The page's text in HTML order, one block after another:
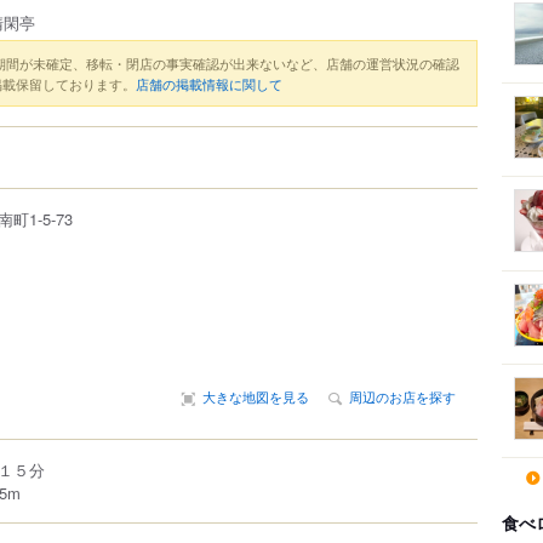
亭
間が未確定、移転・閉店の事実確認が出来ないなど、店舗の運営状況の確認
保留しております。 店舗の掲載情報に関して
町1-5-73
大きな地図を見る 周辺のお店を探す
５分
食べ